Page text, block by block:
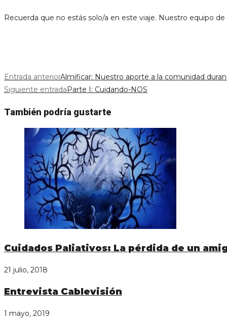
Recuerda que no estás solo/a en este viaje. Nuestro equipo
Leer
más
artículos
Entrada anteriorAlmificar: Nuestro aporte a la comunidad
Siguiente entrada Parte I: Cuidando-NOS
También podría gustarte
Cuidados Paliativos: La pérdida de un
21 julio, 2018
Entrevista Cablevisión
1 mayo, 2019